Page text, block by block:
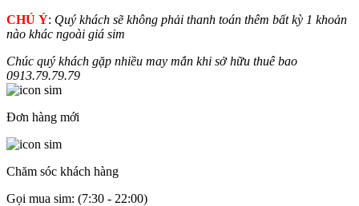
CHÚ Ý: Quý khách sẽ không phải thanh toán thêm bất kỳ 1 khoản
nào khác ngoài giá sim
Chúc quý khách gặp nhiều may mắn khi sở hữu thuê bao
0913.79.79.79
Đơn hàng mới
Chăm sóc khách hàng
Gọi mua sim: (7:30 - 22:00)